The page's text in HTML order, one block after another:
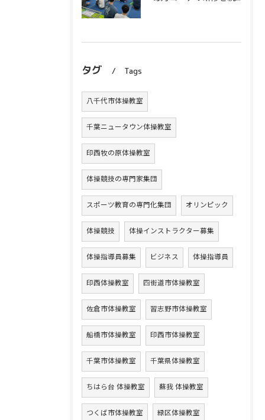
タグ Tags
八千代市体操教室
千葉ニュータウン体操教室
印西牧の原体操教室
体操競技の専門家集団
スポーツ教育の専門化集団 オリンピック
体操競技 体操インストラクター募集
体操指導員募集 ビジネス 体操指導員
印西体操教室 四街道市体操教室
佐倉市体操教室 習志野市体操教室
船橋市体操教室 印西市体操教室
千葉市体操教室 千葉県体操教室
ちはら台 体操教室 蘇我 体操教室
つくば市体操教室 緑区体操教室